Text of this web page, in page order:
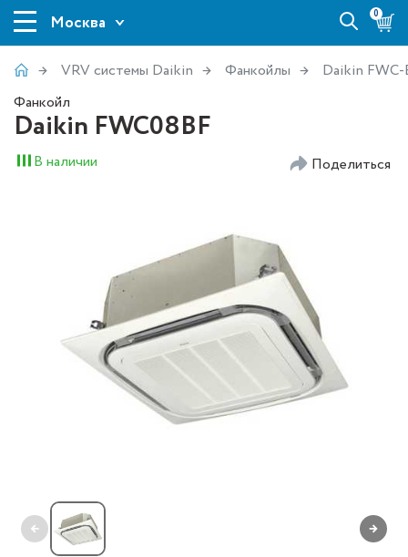
Москва 0
VRV системы Daikin Фанкойлы
Daikin FWC-
Фанкойл
Daikin FWC08BF
В наличии Поделиться
← →